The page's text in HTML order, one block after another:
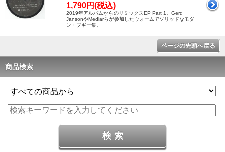
1,790円(税込)
2019年アルバムからのリミックスEP Part 1。Gerd
JansonやMedlarらが参加したウォームでソリッドなモダ
ン・ブギー集。
ページの先頭へ戻る
商品検索